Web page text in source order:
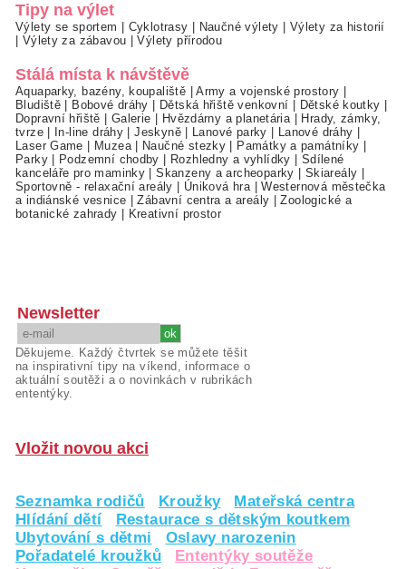
Tipy na výlet
Výlety se sportem Cyklotrasy Naučné výlety
Výlety za historií
Výlety za zábavou |Výlety přírodou
Stálá místa k návštěvě
Aquaparky, bazény, koupaliště |Army a vojenské prostory
Bludiště
Bobové dráhy Dětská hřiště venkovní Dětské koutky
Dopravní hřiště
Galerie Hvězdárny a planetária|
Hrady, zámky,
tvrze| In-line dráhy |Jeskyně| Lanové parky Lanové dráhy
Laser Game
Muzea| Naučné stezky Památky a památníky
Parky| Podzemní chodby Rozhledny a vyhlídky
Sdílené
kanceláře pro maminky |Skanzeny a archeoparky Skiareály
Sportovně - relaxační areály
Úniková hra|Westernová městečka
a indiánské vesnice |Zábavní centra a areály |Zoologické a
botanické zahrady
Kreativní prostor
Newsletter
Děkujeme. Každý čtvrtek se můžete těšit
na inspirativní tipy na víkend, informace o
aktuální soutěži a o novinkách v rubrikách
ententýky.
Vložit novou akci
Seznamka rodičů Kroužky
Mateřská centra
Hlídání dětí
Restaurace s dětským koutkem
Ubytování s dětmi
Oslavy narozenin
Pořadatelé kroužků
Ententýky soutěže